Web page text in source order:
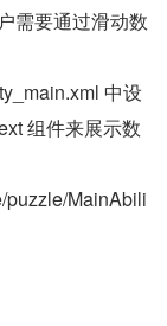
需要通过滑动数
中设
组件来展示数
puzzle/MainAbili